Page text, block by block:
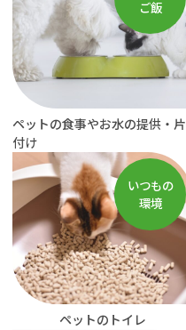
ご飯
ペットの食事やお水の提供・片
付け
いつもの
環境
ペットのトイレ